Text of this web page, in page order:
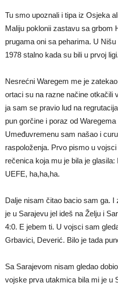
Tu smo upoznali i tipa iz Osjeka
Maliju poklonii zastavu sa grbom
prugama oni sa peharima. U
1978 stalno kada su bili u prvoj ligi.
Nesrećni Waregem me je
ortaci su na razne načine otkačili
ja sam se pravio lud na
pun gorčine i poraz od
Umeđuvremenu sam našao i
raspoloženja. Prvo pismo u
rečenica koja mu je bila je
UEFE, ha,ha,ha.
Dalje nisam čitao bacio sam ga.
je u Sarajevu jel ideš na Želju i
4:0. E jebem ti. U vojsci sam
Grbavici, Deverić. Bilo je tada
Sa Sarajevom nisam gledao
vojske prva utakmica bila mi je u